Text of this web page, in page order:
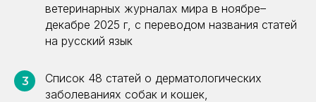
ветеринарных журналах мира в ноябре–
декабре 2025 г, с переводом названия статей
на русский язык
3
Список 48 статей о дерматологических
заболеваниях собак и кошек,